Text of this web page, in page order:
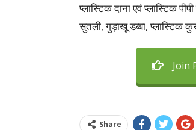
प्लास्टिक दाना एवं प्लास्टिक
सुतली, गुड़ाखू डब्बा, प्लास्टिक
Join
Share